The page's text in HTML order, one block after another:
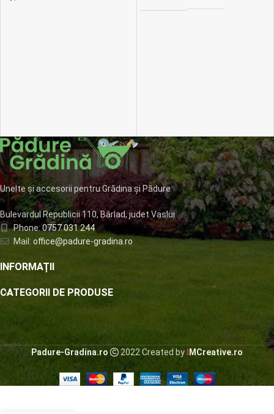
Unelte și accesorii pentru Grădina și Pădure
Bulevardul Republicii 110, Bârlad, judet Vaslui
Phone:0757 031 244
Mail: office@padure-gradina.ro
INFORMAȚII
CATEGORII DE PRODUSE
Padure-Gradina.ro 2022 Created by MCreative.ro